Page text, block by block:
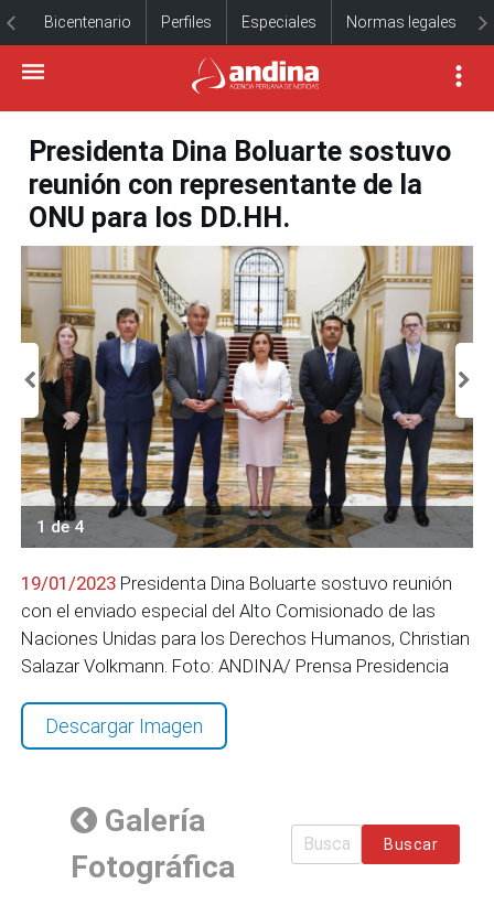
Bicentenario Perfiles Especiales Normas legales
Presidenta Dina Boluarte sostuvo
reunión con representante de la
ONU para los DD.HH.
1 de 4
19/01/2023 Presidenta Dina Boluarte sostuvo reunión
con el enviado especial del Alto Comisionado de las
Naciones Unidas para los Derechos Humanos, Christian
Salazar Volkmann. Foto: ANDINA/ Prensa Presidencia
Descargar Imagen
Galería
Fotográfica
Buscar